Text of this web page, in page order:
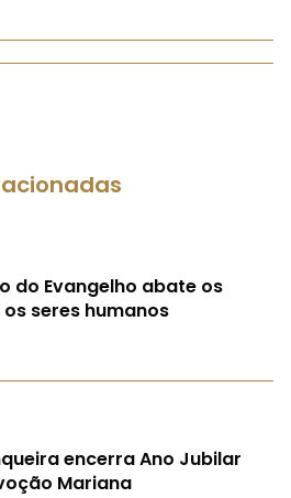
do Evangelho abate os
seres humanos
encerra Ano Jubilar
Mariana